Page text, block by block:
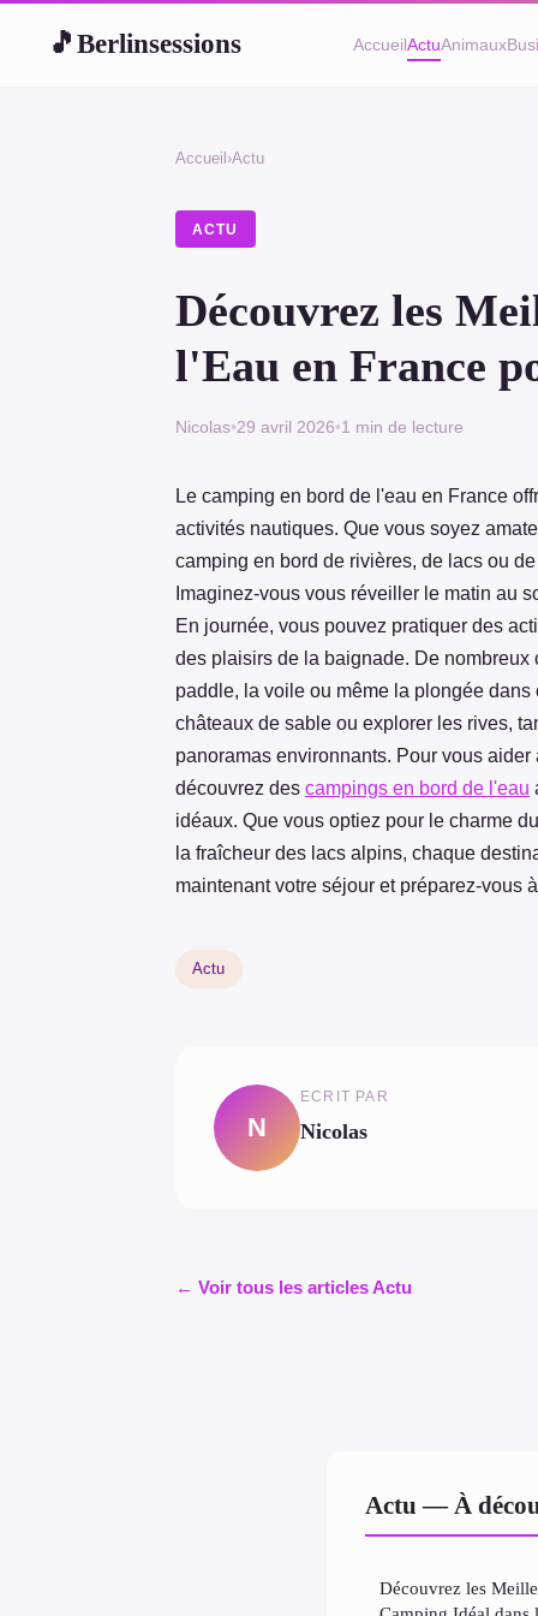
🎵Berlinsessions AccueilActuAnimaux
Accueil ›Actu
ACTU
Découvrez les
l'Eau en France
Nicolas•29 avril 2026•1 min de lecture
Le camping en bord de l'eau en France
activités nautiques. Que vous soyez
camping en bord de rivières, de lacs ou
Imaginez-vous vous réveiller le matin au
En journée, vous pouvez pratiquer des
des plaisirs de la baignade. De
paddle, la voile ou même la plongée
châteaux de sable ou explorer les rives,
panoramas environnants. Pour vous
découvrez des campings en bord de l'eau
idéaux. Que vous optiez pour le charme
la fraîcheur des lacs alpins, chaque
maintenant votre séjour et préparez-vous
Actu
N
ECRIT PAR
Nicolas
← Voir tous les articles Actu
Actu — À
Découvrez les